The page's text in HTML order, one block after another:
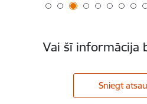
Vai šī informācija
Sniegt